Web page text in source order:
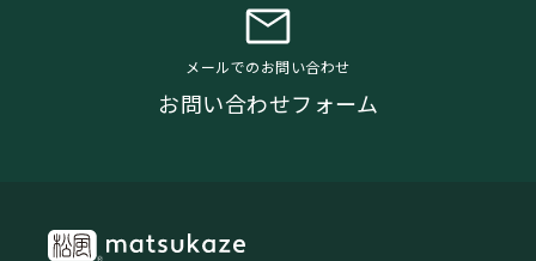
メールでのお問い合わせ
お問い合わせフォーム